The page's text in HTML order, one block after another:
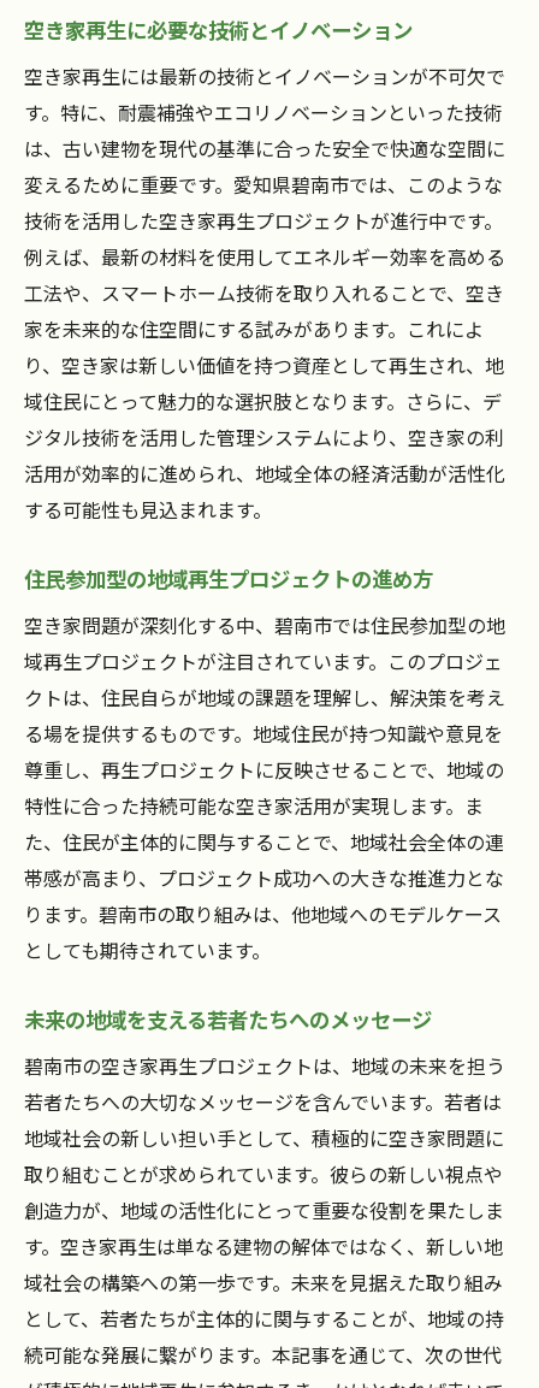
空き家再生に必要な技術とイノベーション
空き家再生には最新の技術とイノベーションが不可欠で
す。特に、耐震補強やエコリノベーションといった技術
は、古い建物を現代の基準に合った安全で快適な空間に
変えるために重要です。愛知県碧南市では、このような
技術を活用した空き家再生プロジェクトが進行中です。
例えば、最新の材料を使用してエネルギー効率を高める
工法や、スマートホーム技術を取り入れることで、空き
家を未来的な住空間にする試みがあります。これによ
り、空き家は新しい価値を持つ資産として再生され、地
域住民にとって魅力的な選択肢となります。さらに、デ
ジタル技術を活用した管理システムにより、空き家の利
活用が効率的に進められ、地域全体の経済活動が活性化
する可能性も見込まれます。
住民参加型の地域再生プロジェクトの進め方
空き家問題が深刻化する中、碧南市では住民参加型の地
域再生プロジェクトが注目されています。このプロジェ
クトは、住民自らが地域の課題を理解し、解決策を考え
る場を提供するものです。地域住民が持つ知識や意見を
尊重し、再生プロジェクトに反映させることで、地域の
特性に合った持続可能な空き家活用が実現します。ま
た、住民が主体的に関与することで、地域社会全体の連
帯感が高まり、プロジェクト成功への大きな推進力とな
ります。碧南市の取り組みは、他地域へのモデルケース
としても期待されています。
未来の地域を支える若者たちへのメッセージ
碧南市の空き家再生プロジェクトは、地域の未来を担う
若者たちへの大切なメッセージを含んでいます。若者は
地域社会の新しい担い手として、積極的に空き家問題に
取り組むことが求められています。彼らの新しい視点や
創造力が、地域の活性化にとって重要な役割を果たしま
す。空き家再生は単なる建物の解体ではなく、新しい地
域社会の構築への第一歩です。未来を見据えた取り組み
として、若者たちが主体的に関与することが、地域の持
続可能な発展に繋がります。本記事を通じて、次の世代